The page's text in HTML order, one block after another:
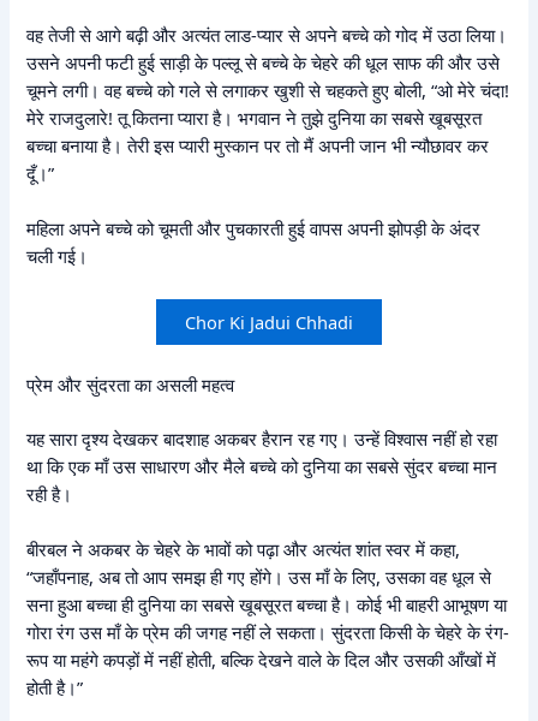
वह तेजी से आगे बढ़ी और अत्यंत लाड-प्यार से अपने बच्चे को गोद में उठा लिया।
उसने अपनी फटी हुई साड़ी के पल्लू से बच्चे के चेहरे की धूल साफ की और उसे
चूमने लगी। वह बच्चे को गले से लगाकर खुशी से चहकते हुए बोली, “ओ मेरे चंदा!
मेरे राजदुलारे! तू कितना प्यारा है। भगवान ने तुझे दुनिया का सबसे खूबसूरत
बच्चा बनाया है। तेरी इस प्यारी मुस्कान पर तो मैं अपनी जान भी न्यौछावर कर
दूँ।”
महिला अपने बच्चे को चूमती और पुचकारती हुई वापस अपनी झोपड़ी के अंदर
चली गई।
Chor Ki Jadui Chhadi
प्रेम और सुंदरता का असली महत्व
यह सारा दृश्य देखकर बादशाह अकबर हैरान रह गए। उन्हें विश्वास नहीं हो रहा
था कि एक माँ उस साधारण और मैले बच्चे को दुनिया का सबसे सुंदर बच्चा मान
रही है।
बीरबल ने अकबर के चेहरे के भावों को पढ़ा और अत्यंत शांत स्वर में कहा,
“जहाँपनाह, अब तो आप समझ ही गए होंगे। उस माँ के लिए, उसका वह धूल से
सना हुआ बच्चा ही दुनिया का सबसे खूबसूरत बच्चा है। कोई भी बाहरी आभूषण या
गोरा रंग उस माँ के प्रेम की जगह नहीं ले सकता। सुंदरता किसी के चेहरे के रंग-
रूप या महंगे कपड़ों में नहीं होती, बल्कि देखने वाले के दिल और उसकी आँखों में
होती है।”